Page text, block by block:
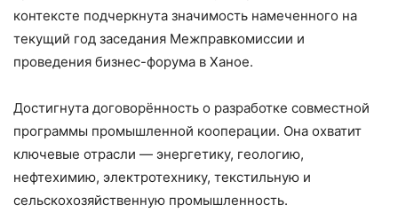
контексте подчеркнута значимость намеченного на
текущий год заседания Межправкомиссии и
проведения бизнес-форума в Ханое.
Достигнута договорённость о разработке совместной
программы промышленной кооперации. Она охватит
ключевые отрасли — энергетику, геологию,
нефтехимию, электротехнику, текстильную и
сельскохозяйственную промышленность.